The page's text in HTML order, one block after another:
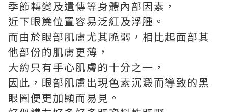
季節轉變及遺傳等身體內部因素，
近下眼簾位置容易泛紅及浮腫。
而由於眼部肌膚尤其脆弱，相比起面部其
他部份的肌膚更薄，
大約只有手心肌膚的十分之一，
因此，眼部肌膚出現色素沉澱而導致的黑
眼圈便更加顯而易見。